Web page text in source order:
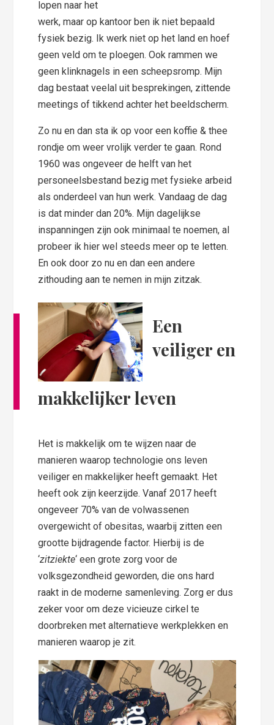
lopen naar het
werk, maar op kantoor ben ik niet bepaald
fysiek bezig. Ik werk niet op het land en hoef
geen veld om te ploegen. Ook rammen we
geen klinknagels in een scheepsromp. Mijn
dag bestaat veelal uit besprekingen, zittende
meetings of tikkend achter het beeldscherm.
Zo nu en dan sta ik op voor een koffie & thee
rondje om weer vrolijk verder te gaan. Rond
1960 was ongeveer de helft van het
personeelsbestand bezig met fysieke arbeid
als onderdeel van hun werk. Vandaag de dag
is dat minder dan 20%. Mijn dagelijkse
inspanningen zijn ook minimaal te noemen, al
probeer ik hier wel steeds meer op te letten.
En ook door zo nu en dan een andere
zithouding aan te nemen in mijn zitzak.
Een
veiliger en
makkelijker leven
Het is makkelijk om te wijzen naar de
manieren waarop technologie ons leven
veiliger en makkelijker heeft gemaakt. Het
heeft ook zijn keerzijde. Vanaf 2017 heeft
ongeveer 70% van de volwassenen
overgewicht of obesitas, waarbij zitten een
grootte bijdragende factor. Hierbij is de
‘zitziekte‘ een grote zorg voor de
volksgezondheid geworden, die ons hard
raakt in de moderne samenleving. Zorg er dus
zeker voor om deze vicieuze cirkel te
doorbreken met alternatieve werkplekken en
manieren waarop je zit.